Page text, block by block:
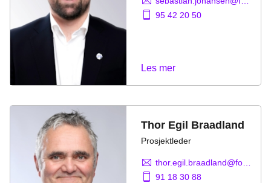
95 42 20 50
Les mer
Thor Egil Braadland
Prosjektleder
91 18 30 88